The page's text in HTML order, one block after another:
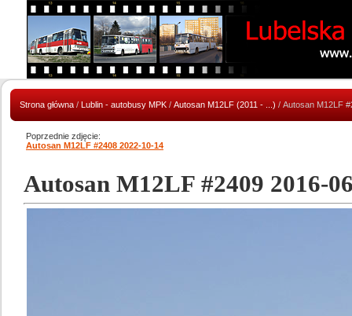
Strona główna / Lublin - autobusy MPK / Autosan M12LF (2011 - ...) / Autosan M12LF
Poprzednie zdjęcie:
Autosan M12LF #2408 2022-10-14
Autosan M12LF #2409 2016-